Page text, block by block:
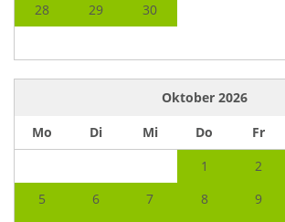
28
29 30
Oktober 2026
Mo
Di Mi Do Fr
1
2
5
6 7 8 9